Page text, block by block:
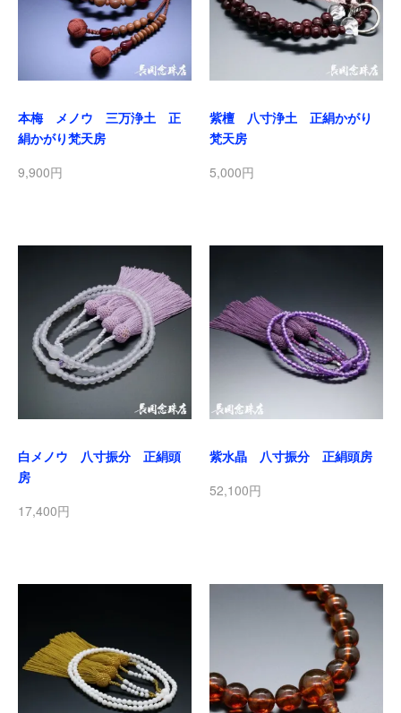
本梅 メノウ 三万浄土 正
絹かがり梵天房
9,900円
紫檀 八寸浄土 正絹かがり
梵天房
5,000円
白メノウ 八寸振分 正絹頭
房
17,400円
紫水晶 八寸振分 正絹頭房
52,100円